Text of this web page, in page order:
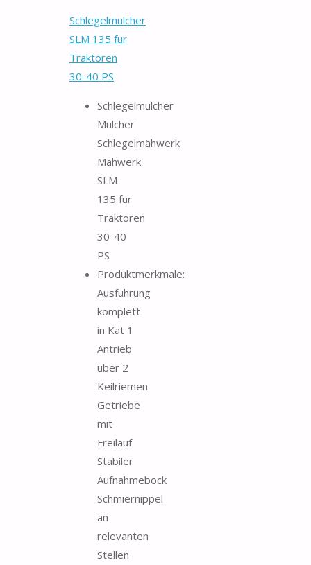
Schlegelmulcher
SLM 135 für
Traktoren
30-40 PS
Schlegelmulcher
Mulcher
Schlegelmähwerk
Mähwerk
SLM-
135 für
Traktoren
30-40
PS
Produktmerkmale:
Ausführung
komplett
in Kat 1
Antrieb
über 2
Keilriemen
Getriebe
mit
Freilauf
Stabiler
Aufnahmebock
Schmiernippel
an
relevanten
Stellen